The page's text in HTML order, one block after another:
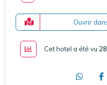
Ouvrir
Cet hotel a été vu